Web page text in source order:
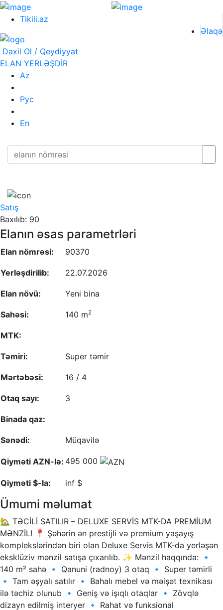
Tikili.az
Əlaqə
Daxil Ol / Qeydiyyat
ELAN YERLƏŞDİR
Az
Рус
En
Satış
Baxılıb: 90
Elanın əsas parametrləri
Elan nömrəsi: 90370
Yerləşdirilib: 22.07.2026
Elan növü: Yeni bina
Sahəsi: 140 m2
MTK:
Təmiri: Super təmir
Mərtəbəsi: 16 / 4
Otaq sayı: 3
Binada qaz:
Sənədi: Müqavilə
Qiyməti AZN-lə: 495 000
Qiyməti $-la: inf $
Ümumi məlumat
🏡 TƏCİLİ SATILIR – DELUXE SERVİS MTK-DA PREMİUM
MƏNZİL! 📍 Şəhərin ən prestijli və premium yaşayış
komplekslərindən biri olan Deluxe Servis MTK-da yerləşən
eksklüziv mənzil satışa çıxarılıb. ✨ Mənzil haqqında: 🔹
140 m² sahə 🔹 Qanuni (radnoy) 3 otaq 🔹 Super təmirli
🔹 Tam əşyalı satılır 🔹 Bahalı mebel və məişət texnikası
ilə təchiz olunub 🔹 Geniş və işıqlı otaqlar 🔹 Zövqlə
dizayn edilmiş interyer 🔹 Rahat və funksional